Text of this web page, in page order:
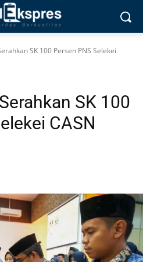
SK 100 Persen PNS Selekei
SK 100
CASN